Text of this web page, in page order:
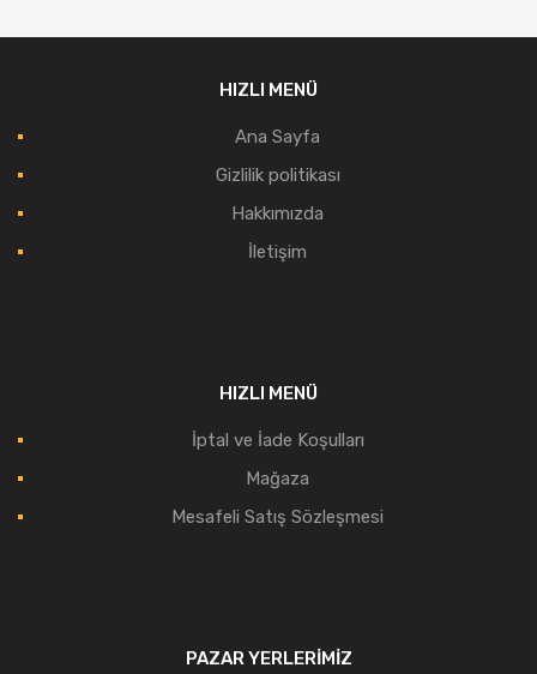
HIZLI MENÜ
Ana Sayfa
Gizlilik politikası
Hakkımızda
İletişim
HIZLI MENÜ
İptal ve İade Koşulları
Mağaza
Mesafeli Satış Sözleşmesi
PAZAR YERLERIMIZ